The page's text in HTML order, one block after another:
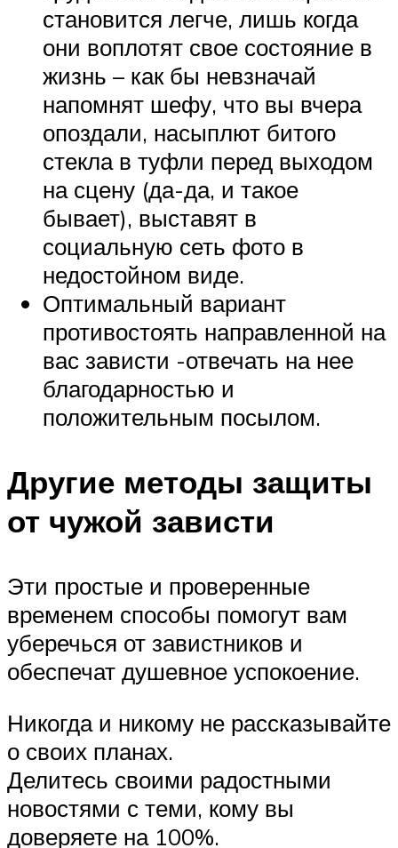
становится легче, лишь когда
они воплотят свое состояние в
жизнь – как бы невзначай
напомнят шефу, что вы вчера
опоздали, насыплют битого
стекла в туфли перед выходом
на сцену (да-да, и такое
бывает), выставят в
социальную сеть фото в
недостойном виде.
Оптимальный вариант
противостоять направленной на
вас зависти -отвечать на нее
благодарностью и
положительным посылом.
Другие методы защиты
от чужой зависти
Эти простые и проверенные
временем способы помогут вам
уберечься от завистников и
обеспечат душевное успокоение.
Никогда и никому не рассказывайте
о своих планах.
Делитесь своими радостными
новостями с теми, кому вы
доверяете на 100%.